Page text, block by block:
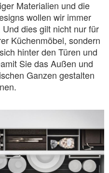
Materialien und die
wollen wir immer
dies gilt nicht nur für
Küchenmöbel, sondern
hinter den Türen und
Sie das Außen und
Ganzen gestalten